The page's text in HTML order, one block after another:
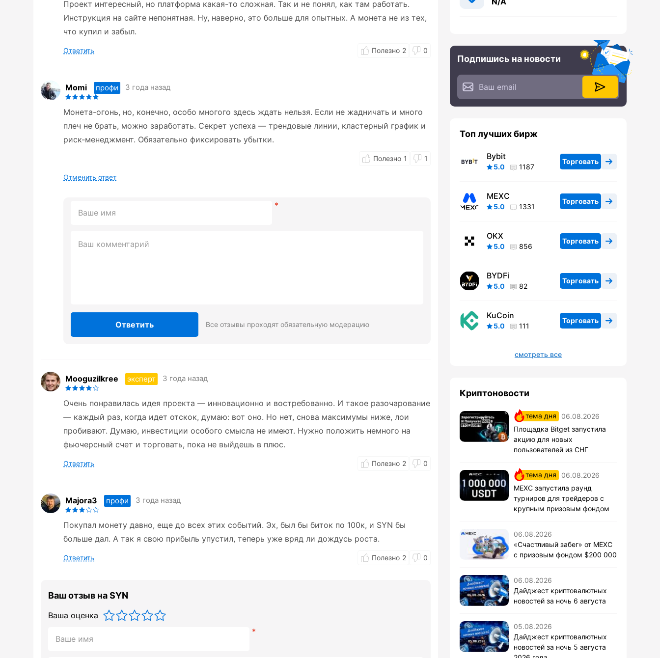
Проект интересный, но платформа какая-то сложная. Так и не понял, как там работать.
Инструкция на сайте непонятная. Ну, наверно, это больше для опытных. А монета не из тех,
что купил и забыл.
Ответить 2 0
Momi профи 3 года назад
Монета-огонь, но, конечно, особо многого здесь ждать нельзя. Если не жадничать и много
плеч не брать, можно заработать. Секрет успеха — трендовые линии, кластерный график и
риск-менеджмент. Обязательно фиксировать убытки.
Отменить ответ
Ответить Все отзывы проходят обязательную модерацию
1 1
Mooguzilkree эксперт 3 года назад
Очень понравилась идея проекта — инновационно и востребованно. И такое разочарование
— каждый раз, когда идет отскок, думаю: вот оно. Но нет, снова максимумы ниже, лои
пробивают. Думаю, инвестиции особого смысла не имеют. Нужно положить немного на
фьючерсный счет и торговать, пока не выйдешь в плюс.
Ответить 2 0
Majora3 профи 3 года назад
Покупал монету давно, еще до всех этих событий. Эх, был бы биток по 100к, и SYN бы
больше дал. А так я свою прибыль упустил, теперь уже вряд ли дождусь роста.
Ответить 2 0
Ваш отзыв на SYN
Ваша оценка
Подпишись на новости
Топ лучших бирж
Bybit
5.0 1187
Торговать
MEXC
5.0 1331
Торговать
OKX
5.0 856
Торговать
BYDFi
5.0 82
Торговать
KuCoin
5.0 111
Торговать
смотреть все
Криптоновости
тема дня
06.08.2026
Площадка Bitget запустила
акцию для новых
пользователей из СНГ
тема дня
06.08.2026
MEXC запустила раунд
турниров для трейдеров с
крупным призовым фондом
06.08.2026
«Счастливый забег» от MEXC
с призовым фондом $200 000
06.08.2026
Дайджест криптовалютных
новостей за ночь 6 августа
05.08.2026
Дайджест криптовалютных
новостей за ночь 5 августа